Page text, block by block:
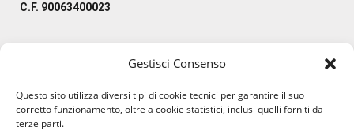
Gestisci Consenso
Questo sito utilizza diversi tipi di cookie tecnici per garantire il suo
corretto funzionamento, oltre a cookie statistici, inclusi quelli forniti da
terze parti.
C.F. 90063400023
#lanaterapia